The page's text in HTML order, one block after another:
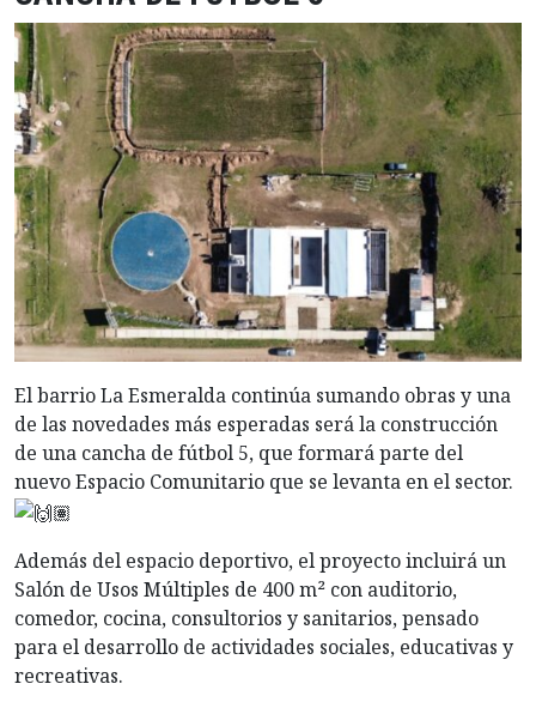
El barrio La Esmeralda continúa sumando obras y una
de las novedades más esperadas será la construcción
de una cancha de fútbol 5, que formará parte del
nuevo Espacio Comunitario que se levanta en el sector.
Además del espacio deportivo, el proyecto incluirá un
Salón de Usos Múltiples de 400 m² con auditorio,
comedor, cocina, consultorios y sanitarios, pensado
para el desarrollo de actividades sociales, educativas y
recreativas.